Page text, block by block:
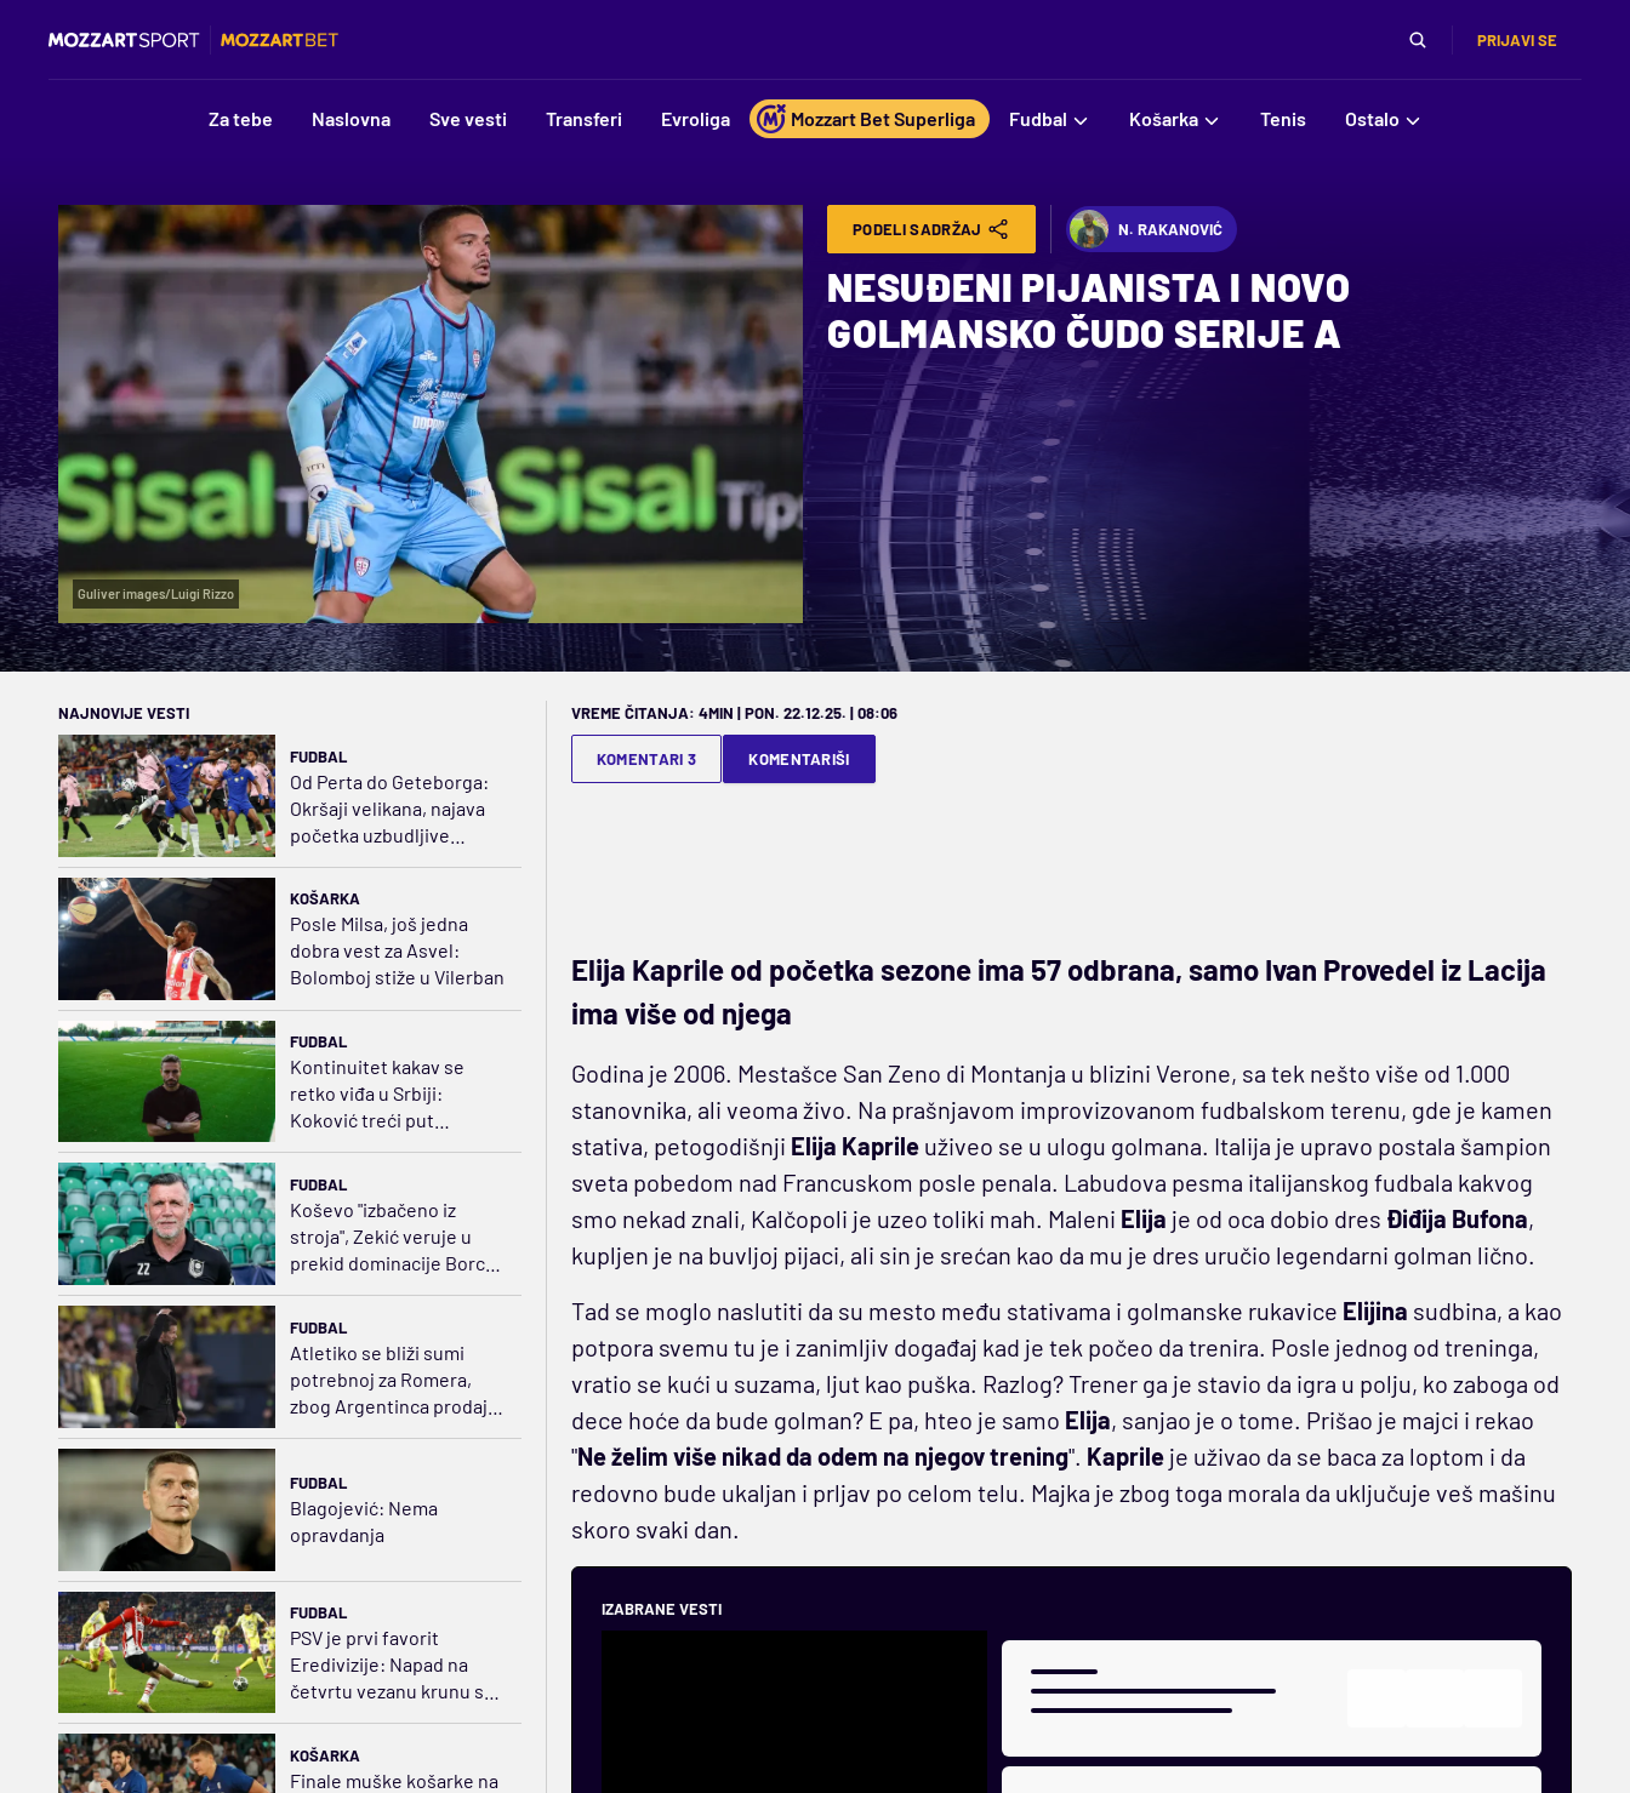
PRIJAVI SE
Za tebe Naslovna Sve vesti Transferi Evroliga Mozzart Bet Superliga Fudbal Košarka Tenis Ostalo
Guliver images/Luigi Rizzo
PODELI SADRŽAJ N. RAKANOVIĆ
NESUĐENI PIJANISTA I NOVO
GOLMANSKO ČUDO SERIJE A
NAJNOVIJE VESTI
FUDBAL
Od Perta do Geteborga:
Okršaji velikana, najava
početka uzbudljive
KOŠARKA
Posle Milsa, još jedna
dobra vest za Asvel:
Bolomboj stiže u Vilerban
FUDBAL
Kontinuitet kakav se
retko viđa u Srbiji:
Koković treći put
produžio ugovor sa
FUDBAL
Koševo "izbačeno iz
stroja", Zekić veruje u
prekid dominacije Borca i
Zrinjskog
FUDBAL
Atletiko se bliži sumi
potrebnoj za Romera,
zbog Argentinca prodaje
FUDBAL
Blagojević: Nema
opravdanja
FUDBAL
PSV je prvi favorit
Eredivizije: Napad na
četvrtu vezanu krunu sa
starim snagama
KOŠARKA
Finale muške košarke na
VREME ČITANJA: 4MIN | PON. 22.12.25. | 08:06
KOMENTARI 3 KOMENTARIŠI
Elija Kaprile od početka sezone ima 57 odbrana, samo Ivan Provedel iz Lacija
ima više od njega
Godina je 2006. Mestašce San Zeno di Montanja u blizini Verone, sa tek nešto više od 1.000
stanovnika, ali veoma živo. Na prašnjavom improvizovanom fudbalskom terenu, gde je kamen
stativa, petogodišnji Elija Kaprileuživeo se u ulogu golmana. Italija je upravo postala šampion
sveta pobedom nad Francuskom posle penala. Labudova pesma italijanskog fudbala kakvog
smo nekad znali, Kalčopoli je uzeo toliki mah. Maleni Elija je od oca dobio dres Điđija Bufona,
kupljen je na buvljoj pijaci, ali sin je srećan kao da mu je dres uručio legendarni golman lično.
Tad se moglo naslutiti da su mesto među stativama i golmanske rukavice Elijina sudbina, a kao
potpora svemu tu je i zanimljiv događaj kad je tek počeo da trenira. Posle jednog od treninga,
vratio se kući u suzama, ljut kao puška. Razlog? Trener ga je stavio da igra u polju, ko zaboga od
dece hoće da bude golman? E pa, hteo je samo Elija, sanjao je o tome. Prišao je majci i rekao
"Ne želim više nikad da odem na njegov trening". Kaprileje uživao da se baca za loptom i da
redovno bude ukaljan i prljav po celom telu. Majka je zbog toga morala da uključuje veš mašinu
skoro svaki dan.
IZABRANE VESTI